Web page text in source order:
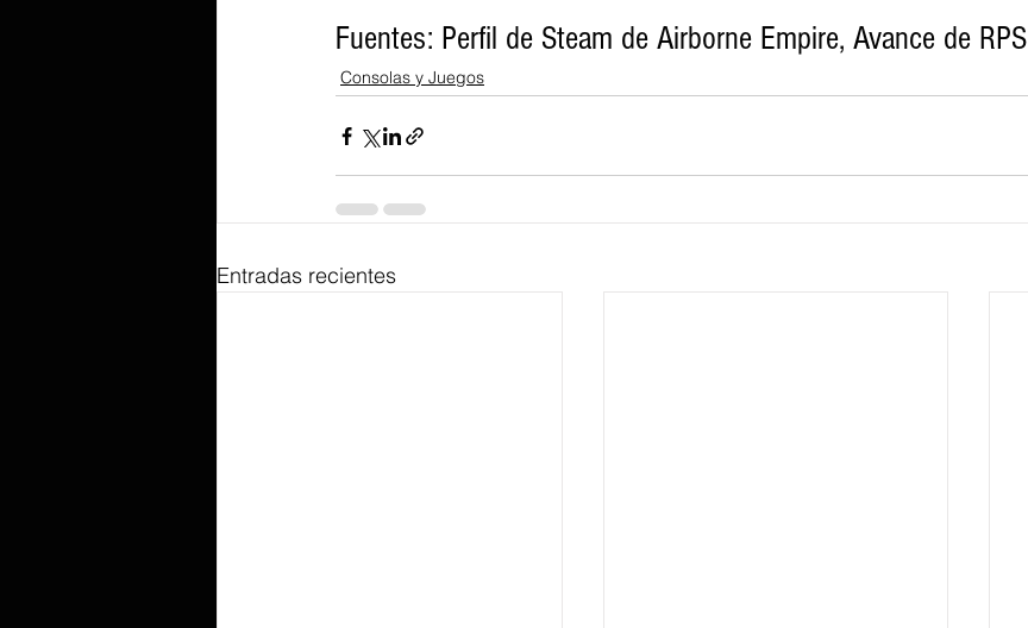
Fuentes: Perfil de Steam de Airborne Empire, Avance de RPS
Consolas y Juegos
Entradas recientes